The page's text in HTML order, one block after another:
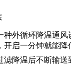
外循环降温通
启一分钟就能
滤降温后不断输